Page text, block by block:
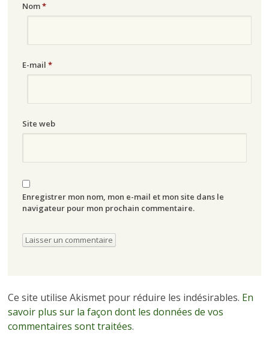
Nom*
E-mail *
Site web
Enregistrer mon nom, mon e-mail et mon site dans le
navigateur pour mon prochain commentaire.
Ce site utilise Akismet pour réduire les indésirables. En
savoir plus sur la façon dont les données de vos
commentaires sont traitées.